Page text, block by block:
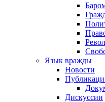
Язык вражды
Новости
Дискуссии